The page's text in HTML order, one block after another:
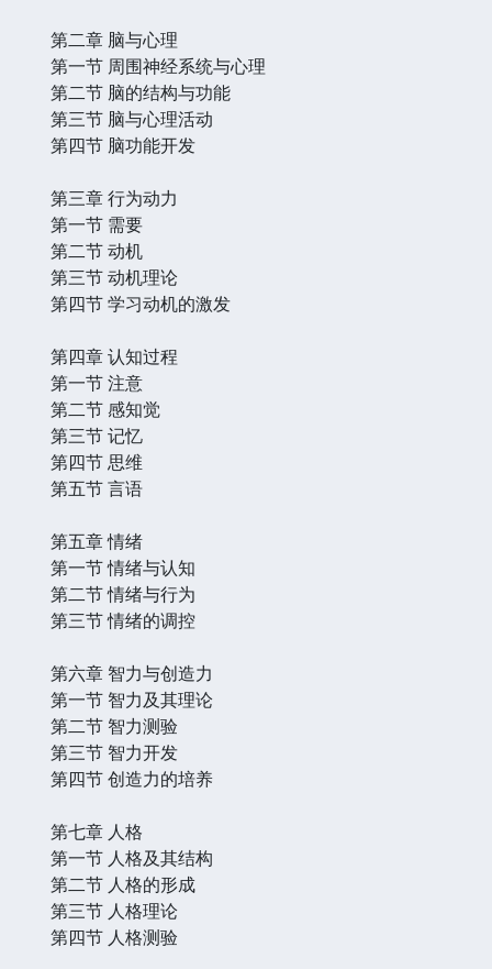
第二章 脑与心理
第一节 周围神经系统与心理
第二节 脑的结构与功能
第三节 脑与心理活动
第四节 脑功能开发
第三章 行为动力
第一节 需要
第二节 动机
第三节 动机理论
第四节 学习动机的激发
第四章 认知过程
第一节 注意
第二节 感知觉
第三节 记忆
第四节 思维
第五节 言语
第五章 情绪
第一节 情绪与认知
第二节 情绪与行为
第三节 情绪的调控
第六章 智力与创造力
第一节 智力及其理论
第二节 智力测验
第三节 智力开发
第四节 创造力的培养
第七章 人格
第一节 人格及其结构
第二节 人格的形成
第三节 人格理论
第四节 人格测验